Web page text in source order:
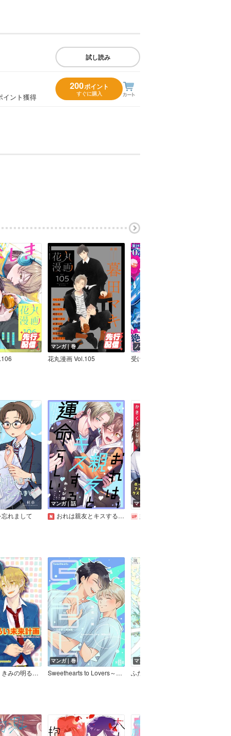
試し読み
イント獲得
200ポイント
すぐに購入
マンガ｜巻
花丸漫画 Vol.105
ノベル｜巻
れまして
マンガ｜話
おれは親友とキスする運命らしい
マンガ｜話
姉貴の彼氏［1話売り］
【バラ売り】きみの明るい未来計画
マンガ｜巻
Sweethearts to Lovers～ひかまさ総集編～
マンガ｜巻
ふたりのスピカ